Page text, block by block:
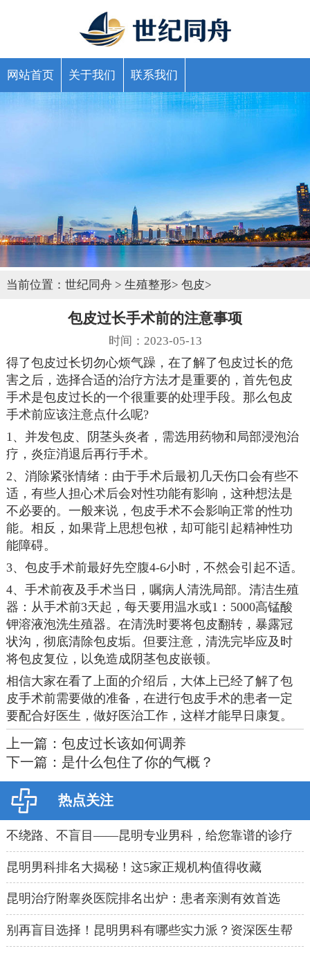
网站首页 关于我们 联系我们
当前位置： 世纪同舟> 生殖整形> 包皮>
包皮过长手术前的注意事项
时间：2023-05-13
得了包皮过长切勿心烦气躁，在了解了包皮过长的危
害之后，选择合适的治疗方法才是重要的，首先包皮
手术是包皮过长的一个很重要的处理手段。那么包皮
手术前应该注意点什么呢?
1、并发包皮、阴茎头炎者，需选用药物和局部浸泡治
疗，炎症消退后再行手术。
2、消除紧张情绪：由于手术后最初几天伤口会有些不
适，有些人担心术后会对性功能有影响，这种想法是
不必要的。一般来说，包皮手术不会影响正常的性功
能。相反，如果背上思想包袱，却可能引起精神性功
能障碍。
3、包皮手术前最好先空腹4-6小时，不然会引起不适。
4、手术前夜及手术当日，嘱病人清洗局部。清洁生殖
器：从手术前3天起，每天要用温水或1：5000高锰酸
钾溶液泡洗生殖器。在清洗时要将包皮翻转，暴露冠
状沟，彻底清除包皮垢。但要注意，清洗完毕应及时
将包皮复位，以免造成阴茎包皮嵌顿。
相信大家在看了上面的介绍后，大体上已经了解了包
皮手术前需要做的准备，在进行包皮手术的患者一定
要配合好医生，做好医治工作，这样才能早日康复。
上一篇： 包皮过长该如何调养
下一篇： 是什么包住了你的气概？
热点关注
不绕路、不盲目——昆明专业男科，给您靠谱的诊疗
方案
昆明男科排名大揭秘！这5家正规机构值得收藏
昆明治疗附睾炎医院排名出炉：患者亲测有效首选
别再盲目选择！昆明男科有哪些实力派？资深医生帮